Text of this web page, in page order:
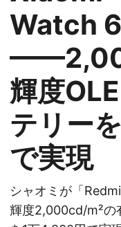
Watch
輝度
テリー
で実現
シャオミが「
輝度2,000cd/m²の